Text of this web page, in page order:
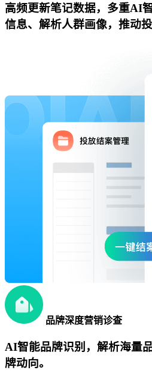
高频更新笔记数据，多重AI
信息、解析人群画像，推动投
品牌深度营销诊查
AI智能品牌识别，解析海量
牌动向。